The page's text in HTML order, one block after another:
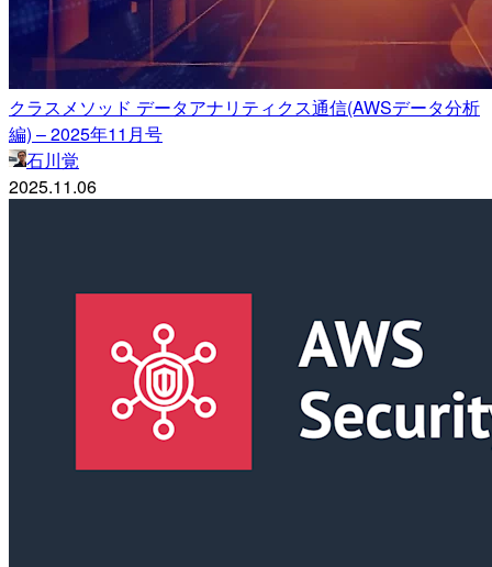
クラスメソッド データアナリティクス通信(AWSデータ分析
編) – 2025年11月号
石川覚
2025.11.06